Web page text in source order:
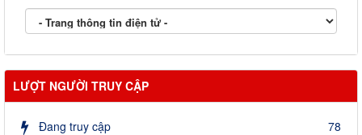
LƯỢT NGƯỜI TRUY CẬP
Đang truy cập
78